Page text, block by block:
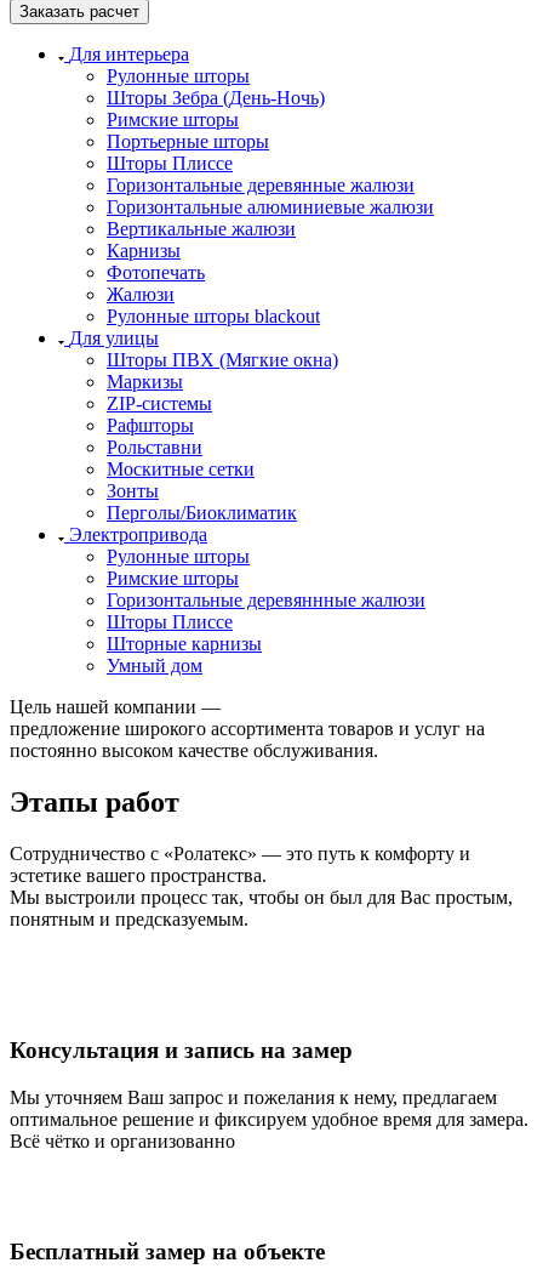
Заказать расчет
Для интерьера
Рулонные шторы
Шторы Зебра (День-Ночь)
Римские шторы
Портьерные шторы
Шторы Плиссе
Горизонтальные деревянные жалюзи
Горизонтальные алюминиевые жалюзи
Вертикальные жалюзи
Карнизы
Фотопечать
Жалюзи
Рулонные шторы blackout
Для улицы
Шторы ПВХ (Мягкие окна)
Маркизы
ZIP-системы
Рафшторы
Рольставни
Москитные сетки
Зонты
Перголы/Биоклиматик
Электропривода
Рулонные шторы
Римские шторы
Горизонтальные деревяннные жалюзи
Шторы Плиссе
Шторные карнизы
Умный дом
Цель нашей компании —
предложение широкого ассортимента товаров и услуг на
постоянно высоком качестве обслуживания.
Этапы работ
Сотрудничество с «Ролатекс» — это путь к комфорту и
эстетике вашего пространства.
Мы выстроили процесс так, чтобы он был для Вас простым,
понятным и предсказуемым.
Консультация и запись на замер
Мы уточняем Ваш запрос и пожелания к нему, предлагаем
оптимальное решение и фиксируем удобное время для замера.
Всё чётко и организованно
Бесплатный замер на объекте